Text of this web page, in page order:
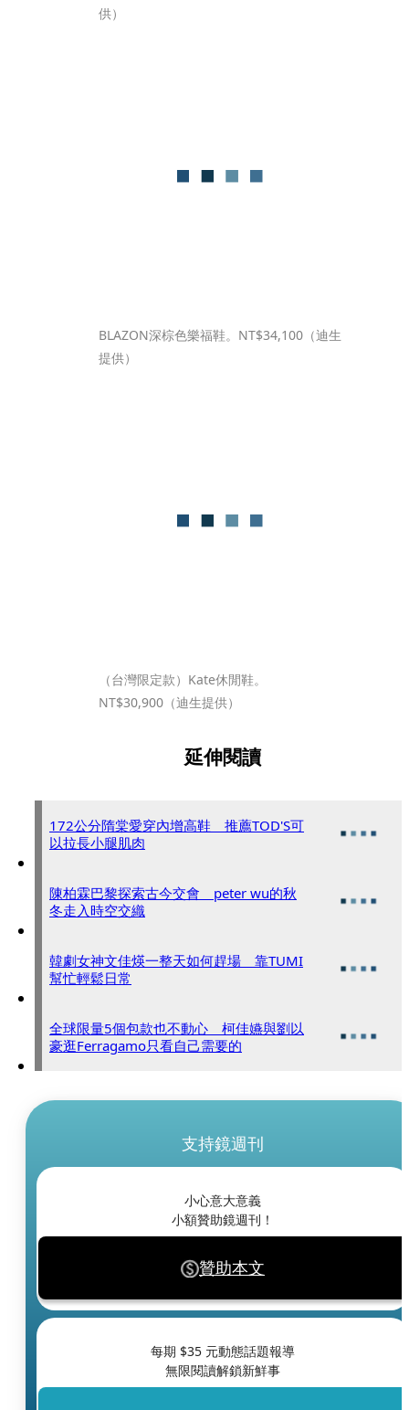
供）
BLAZON深棕色樂福鞋。NT$34,100（迪生
提供）
（台灣限定款）Kate休閒鞋。
NT$30,900（迪生提供）
延伸閱讀
172公分隋棠愛穿內增高鞋 推薦TOD'S可
以拉長小腿肌肉
陳柏霖巴黎探索古今交會 peter wu的秋
冬走入時空交織
韓劇女神文佳煐一整天如何趕場 靠TUMI
幫忙輕鬆日常
全球限量5個包款也不動心 柯佳嬿與劉以
豪逛Ferragamo只看自己需要的
支持鏡週刊
小心意大意義
小額贊助鏡週刊！
贊助本文
每期 $35 元動態話題報導
無限閱讀解鎖新鮮事